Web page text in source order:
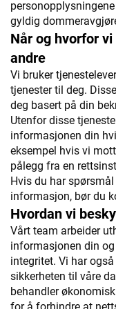
gyldig
Når og hvorfor
andre
Vi bruker
tjenester til deg.
deg basert på din
Utenfor disse
informasjonen din
eksempel hvis vi
pålegg fra en
Hvis du har
informasjon, bør du
Hvordan vi
Vårt team arbeider
informasjonen din
integritet. Vi har
sikkerheten til våre
behandler